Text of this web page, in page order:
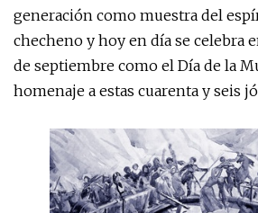
generación como muestra del
checheno y hoy en día se celebra
de septiembre como el Día de la
homenaje a estas cuarenta y seis